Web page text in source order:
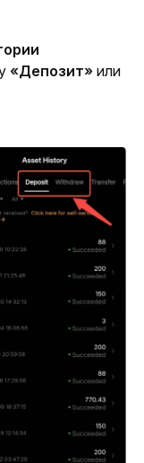
«Депозит»